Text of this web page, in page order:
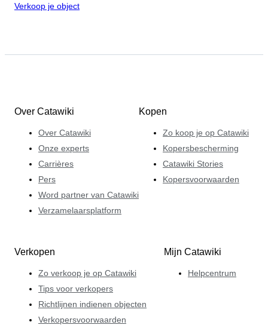
Verkoop je object
Over Catawiki
Over Catawiki
Onze experts
Carrières
Pers
Word partner van Catawiki
Verzamelaarsplatform
Kopen
Zo koop je op Catawiki
Kopersbescherming
Catawiki Stories
Kopersvoorwaarden
Verkopen
Zo verkoop je op Catawiki
Tips voor verkopers
Richtlijnen indienen objecten
Verkopersvoorwaarden
Mijn Catawiki
Helpcentrum